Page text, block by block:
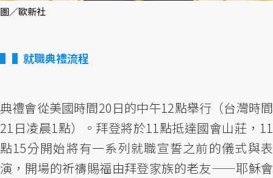
圖／歐新社
▌就職典禮流程
典禮會從美國時間20日的中午12點舉行（台灣時間
21日凌晨1點）。拜登將於11點抵達國會山莊，11
點15分開始將有一系列就職宣誓之前的儀式與表
演，開場的祈禱賜福由拜登家族的老友——耶穌會